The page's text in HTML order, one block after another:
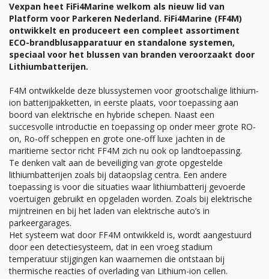
Vexpan heet FiFi4Marine welkom als nieuw lid van
Platform voor Parkeren Nederland. FiFi4Marine (FF4M)
ontwikkelt en produceert een compleet assortiment
ECO-brandblusapparatuur en standalone systemen,
speciaal voor het blussen van branden veroorzaakt door
Lithiumbatterijen.
F4M ontwikkelde deze blussystemen voor grootschalige lithium-
ion batterijpakketten, in eerste plaats, voor toepassing aan
boord van elektrische en hybride schepen. Naast een
succesvolle introductie en toepassing op onder meer grote RO-
on, Ro-off scheppen en grote one-off luxe jachten in de
maritieme sector richt FF4M zich nu ook op landtoepassing.
Te denken valt aan de beveiliging van grote opgestelde
lithiumbatterijen zoals bij dataopslag centra. Een andere
toepassing is voor die situaties waar lithiumbatterij gevoerde
voertuigen gebruikt en opgeladen worden. Zoals bij elektrische
mijntreinen en bij het laden van elektrische auto’s in
parkeergarages.
Het systeem wat door FF4M ontwikkeld is, wordt aangestuurd
door een detectiesysteem, dat in een vroeg stadium
temperatuur stijgingen kan waarnemen die ontstaan bij
thermische reacties of overlading van Lithium-ion cellen.